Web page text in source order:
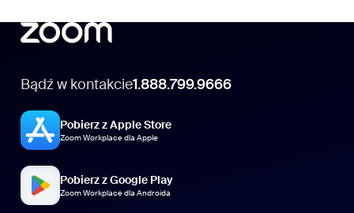
Bądź w kontakcie1.888.799.9666
Pobierz z Apple Store
Zoom Workplace dla Apple
Pobierz z Google Play
Zoom Workplace dla Androida